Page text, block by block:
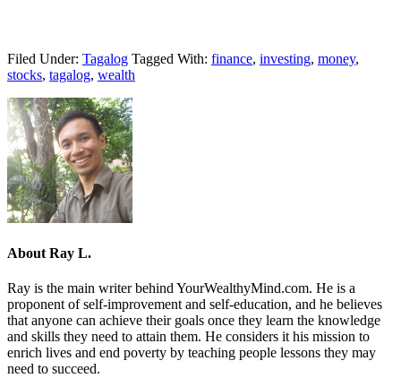
Filed Under: Tagalog Tagged With: finance, investing, money,
stocks, tagalog, wealth
About Ray L.
Ray is the main writer behind YourWealthyMind.com. He is a
proponent of self-improvement and self-education, and he believes
that anyone can achieve their goals once they learn the knowledge
and skills they need to attain them. He considers it his mission to
enrich lives and end poverty by teaching people lessons they may
need to succeed.